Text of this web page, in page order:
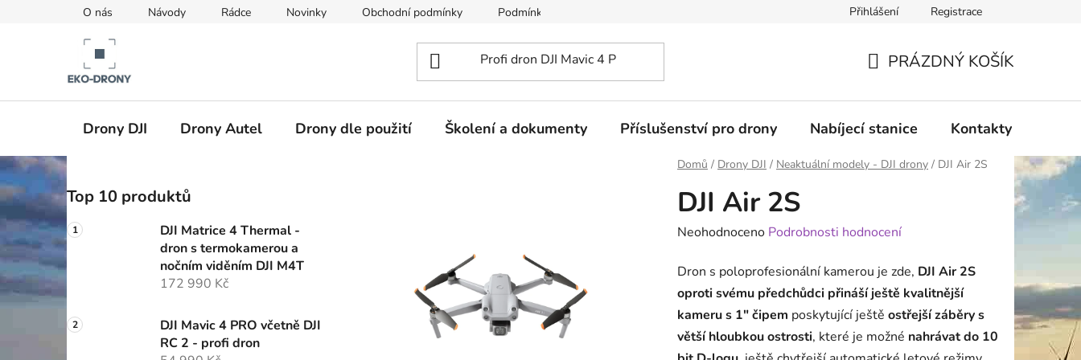
O nás Návody Rádce Novinky Obchodní podmínky Podmínky ochrany osobních údajů Přihlášení Registrace
KOŠÍK
PRÁZDNÝ KOŠÍK
Drony DJI Drony Autel Drony dle použití Školení a dokumenty Příslušenství pro drony Nabíjecí stanice Kontakty
Domů / Drony DJI / Neaktuální modely - DJI drony / DJI Air 2S
P
o
s
t
r
a
n
n
Top 10 produktů
DJI Matrice 4 Thermal -
dron s termokamerou a
nočním viděním DJI M4T
172 990 Kč
DJI Mavic 4 PRO včetně DJI
RC 2 - profi dron
DJI Air 2S
Průměrné
produktu
je
0,0
z
Neohodnoceno Podrobnosti hodnocení
Dron s poloprofesionální kamerou je zde, DJI Air 2S
oproti svému předchůdci přináší ještě kvalitnější
kameru s 1" čipem poskytující ještě ostřejší záběry s
větší hloubkou ostrosti, které je možné nahrávat do 10